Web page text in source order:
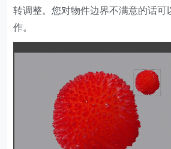
转调整。您对物件边界不满意的话可
作。